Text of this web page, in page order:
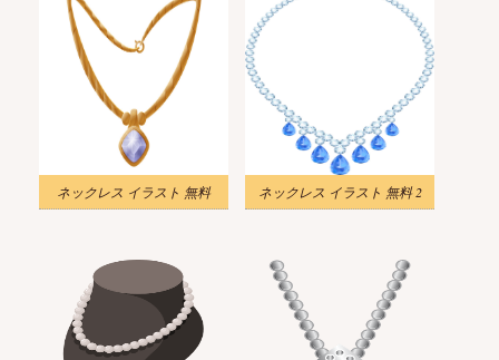
ネックレス イラスト 無料 ネックレス イラスト 無料 2